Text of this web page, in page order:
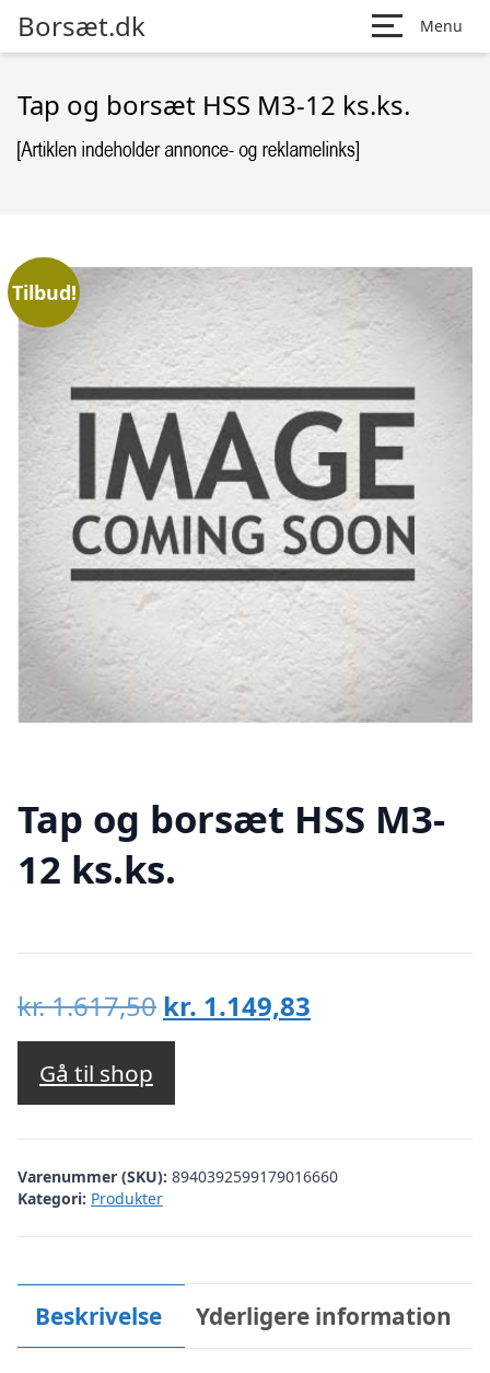
Borsæt.dk Menu
Tap og borsæt HSS M3-12 ks.ks.
Tilbud!
Tap og borsæt HSS M3-
12 ks.ks.
kr.1.617,50 Den
oprindelige
var:
kr. 1.617,50.
kr. 1.149,83
kr. 1.149,83.
Gå til shop
Varenummer (SKU): 8940392599179016660
Kategori: Produkter
Beskrivelse Yderligere information